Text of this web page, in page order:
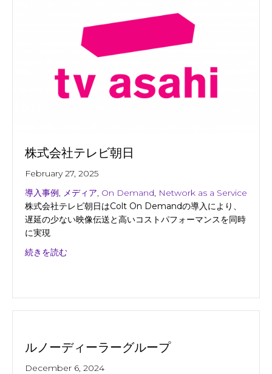
株式会社テレビ朝日
February 27, 2025
導入事例, メディア, On Demand, Network as a Service
株式会社テレビ朝日はColt On Demandの導入により、
遅延の少ない映像伝送と高いコストパフォーマンスを同時
に実現
続きを読むabout 株式会社テレビ朝日
ルノーディーラーグループ
December 6, 2024